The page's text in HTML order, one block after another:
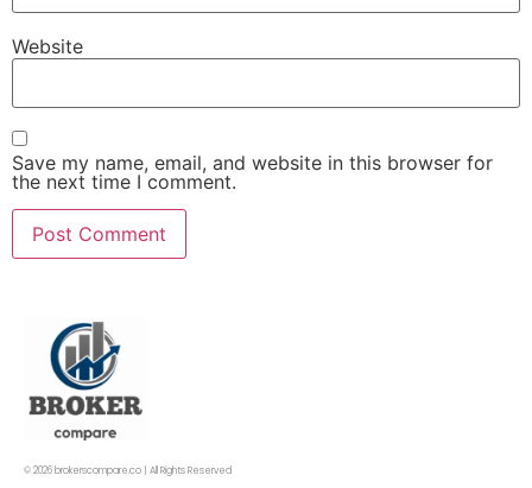
Website
Save my name, email, and website in this browser for
the next time I comment.
© 2026 brokerscompare.co | All Rights Reserved